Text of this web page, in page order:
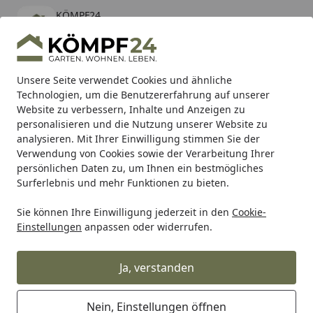
Unsere Seite verwendet Cookies und ähnliche
Technologien, um die Benutzererfahrung auf unserer
Website zu verbessern, Inhalte und Anzeigen zu
personalisieren und die Nutzung unserer Website zu
analysieren. Mit Ihrer Einwilligung stimmen Sie der
Verwendung von Cookies sowie der Verarbeitung Ihrer
persönlichen Daten zu, um Ihnen ein bestmögliches
Surferlebnis und mehr Funktionen zu bieten.
Sie können Ihre Einwilligung jederzeit in den Cookie-
Einstellungen anpassen oder widerrufen.
Ja, verstanden
Nein, Einstellungen öffnen
KÖMPF24
kostenlos - Im App Store
Hotline
Alle Produkte
Mein Konto
Suchen
Karibu Pools inkl. gratis Sandfilteranlage & Pool-
Starterset (Gesamtwert bis 468,99€)
Startseite
Grill Weber Ersatzteil MOTOR ROTISS ZA/IN BB (70048)
Weber Ersatzteil MOTOR ROTISS
ZA/IN BB (70048)